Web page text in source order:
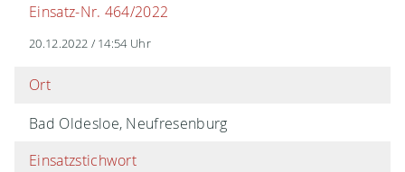
Einsatz-Nr. 464/2022
20.12.2022 / 14:54 Uhr
Ort
Bad Oldesloe, Neufresenburg
Einsatzstichwort